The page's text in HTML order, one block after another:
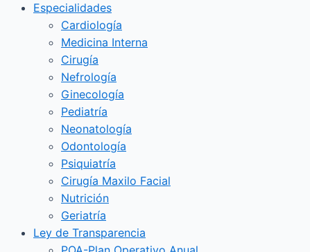
Especialidades
Cardiología
Medicina Interna
Cirugía
Nefrología
Ginecología
Pediatría
Neonatología
Odontología
Psiquiatría
Cirugía Maxilo Facial
Nutrición
Geriatría
Ley de Transparencia